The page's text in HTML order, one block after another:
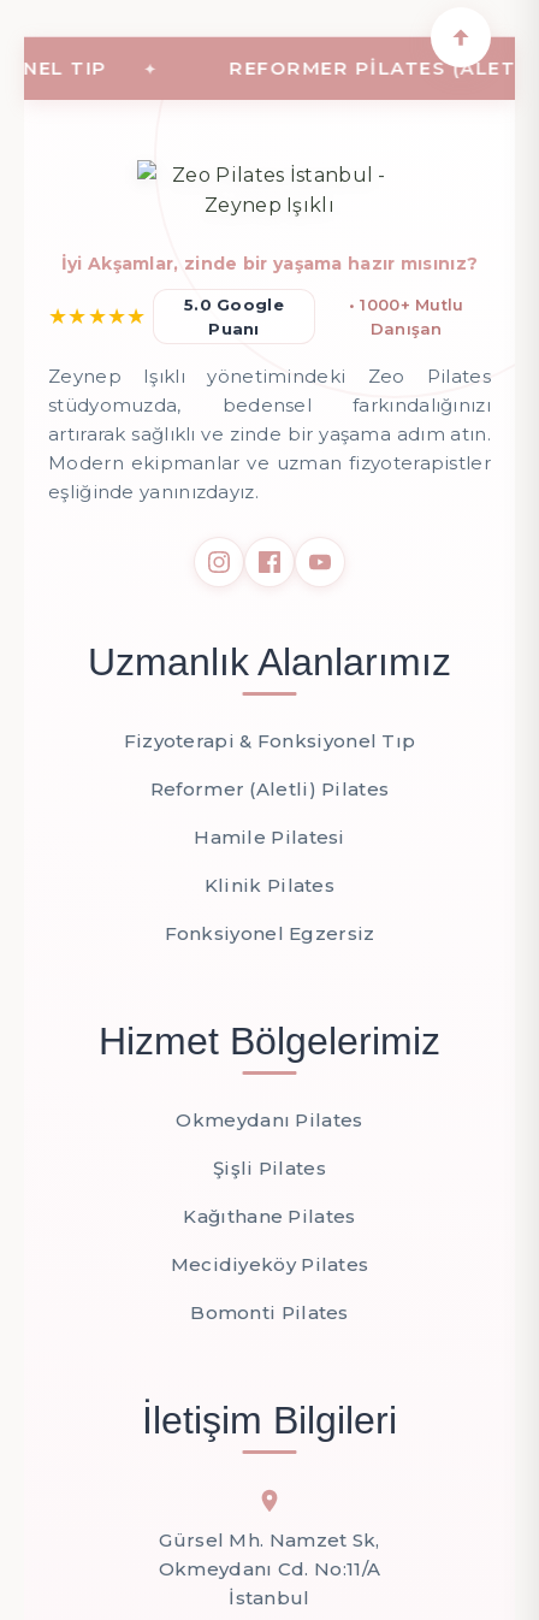
TIP REFORMER PILATES (ALETLI
İyi Akşamlar, zinde bir yaşama hazır mısınız?
★★★★★
5.0 Google
Puanı
• 1000+ Mutlu
Danışan
Zeynep Işıklı yönetimindeki Zeo Pilates
stüdyomuzda, bedensel farkındalığınızı
artırarak sağlıklı ve zinde bir yaşama adım atın.
Modern ekipmanlar ve uzman fizyoterapistler
eşliğinde yanınızdayız.
Uzmanlık Alanlarımız
Fizyoterapi & Fonksiyonel Tıp
Reformer (Aletli) Pilates
Hamile Pilatesi
Klinik Pilates
Fonksiyonel Egzersiz
Hizmet Bölgelerimiz
Okmeydanı Pilates
Şişli Pilates
Kağıthane Pilates
Mecidiyeköy Pilates
Bomonti Pilates
İletişim Bilgileri
Gürsel Mh. Namzet Sk,
Okmeydanı Cd. No:11/A
İstanbul